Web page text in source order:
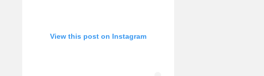
View this post on Instagram